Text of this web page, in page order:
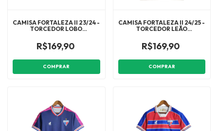
CAMISA FORTALEZA II 23/24 -
TORCEDOR LOBO
DETALHES EM BRANCO E
VERMELHO
R$169,90
COMPRAR
CAMISA FORTALEZA II 24/25 -
TORCEDOR LEÃO
DETALHES EM AZUL E
VERMELHO
R$169,90
COMPRAR